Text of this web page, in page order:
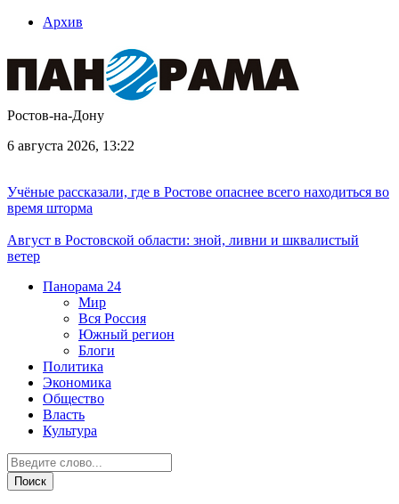
Архив
Ростов-на-Дону
6 августа 2026, 13:22
Учёные рассказали, где в Ростове опаснее всего находиться во
время шторма
Август в Ростовской области: зной, ливни и шквалистый
ветер
Панорама 24
Мир
Вся Россия
Южный регион
Блоги
Политика
Экономика
Общество
Власть
Культура